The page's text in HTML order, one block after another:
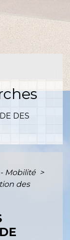
DES
Mobilité >
des